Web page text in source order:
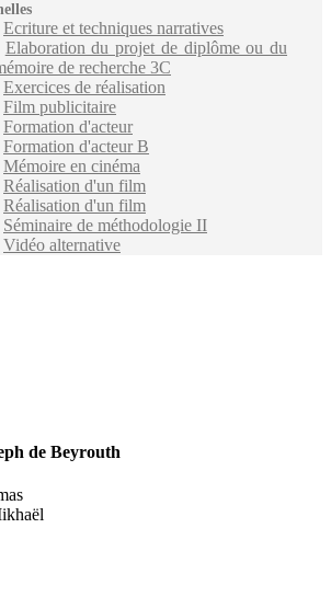
Ecriture et techniques narratives
Elaboration du projet de diplôme ou du
de recherche 3C
Exercices de réalisation
Film publicitaire
Formation d'acteur
Formation d'acteur B
Mémoire en cinéma
Réalisation d'un film
Réalisation d'un film
Séminaire de méthodologie II
Vidéo alternative
de Beyrouth